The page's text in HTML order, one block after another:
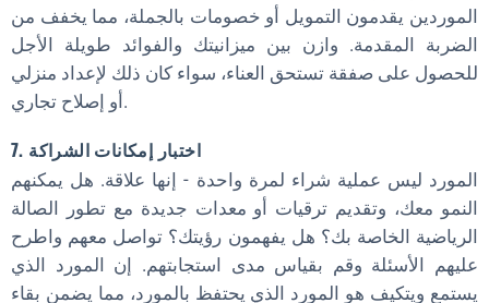
الموردين يقدمون التمويل أو خصومات بالجملة، مما يخفف من
الضربة المقدمة. وازن بين ميزانيتك والفوائد طويلة الأجل
للحصول على صفقة تستحق العناء، سواء كان ذلك لإعداد منزلي
أو إصلاح تجاري.
7. اختبار إمكانات الشراكة
المورد ليس عملية شراء لمرة واحدة - إنها علاقة. هل يمكنهم
النمو معك، وتقديم ترقيات أو معدات جديدة مع تطور الصالة
الرياضية الخاصة بك؟ هل يفهمون رؤيتك؟ تواصل معهم واطرح
عليهم الأسئلة وقم بقياس مدى استجابتهم. إن المورد الذي
يستمع ويتكيف هو المورد الذي يحتفظ بالمورد، مما يضمن بقاء